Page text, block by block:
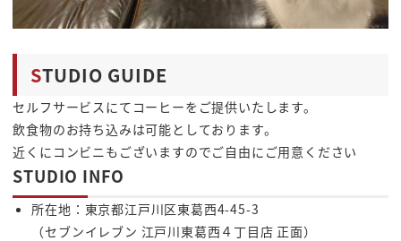
STUDIO GUIDE
セルフサービスにてコーヒーをご提供いたします。
飲食物のお持ち込みは可能としております。
近くにコンビニもございますのでご自由にご用意ください
STUDIO INFO
所在地：東京都江戸川区東葛西4-45-3
（セブンイレブン 江戸川東葛西４丁目店 正面）